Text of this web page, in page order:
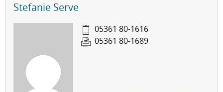
Stefanie Serve
05361 80-1616
05361 80-1689